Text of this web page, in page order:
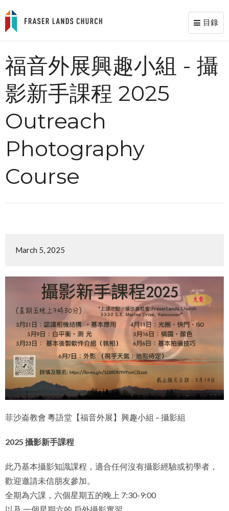
Toggle
目錄
福音外展興趣小組 - 攝
影新手課程 2025
Outreach
Photography
Course
March 5, 2025
菲沙崙教會 粵語堂【福音外展】興趣小組 – 攝影組
2025 攝影新手課程
此乃基本攝影知識課程，適合任何沒有攝影經驗或初學者，
歡迎邀請未信朋友參加。
全期為六課，六個星期五的晚上 7:30-9:00